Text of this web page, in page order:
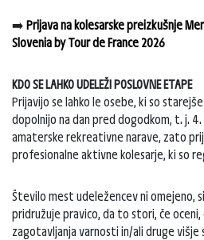
➡️ Prijava na kolesarske preizkušnje
Slovenia by Tour de France 2026
KDO SE LAHKO UDELEŽI POSLOVNE ETAPE
Prijavijo se lahko le osebe, ki so
dopolnijo na dan pred dogodkom, t. j.
amaterske rekreativne narave, zato
profesionalne aktivne kolesarje, ki so
Število mest udeležencev ni omejeno,
pridružuje pravico, da to stori, če
zagotavljanja varnosti in/ali druge višje